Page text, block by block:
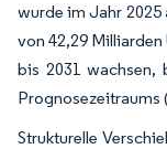
wurde im Jahr 2025
von 42,29 Milliarden
bis 2031 wachsen,
Prognosezeitraums
Strukturelle